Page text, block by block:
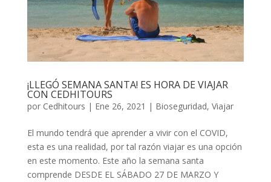
¡LLEGÓ SEMANA SANTA! ES HORA DE VIAJAR
CON CEDHITOURS
por Cedhitours | Ene 26, 2021 | Bioseguridad, Viajar
El mundo tendrá que aprender a vivir con el COVID,
esta es una realidad, por tal razón viajar es una opción
en este momento. Este año la semana santa
comprende DESDE EL SÁBADO 27 DE MARZO Y